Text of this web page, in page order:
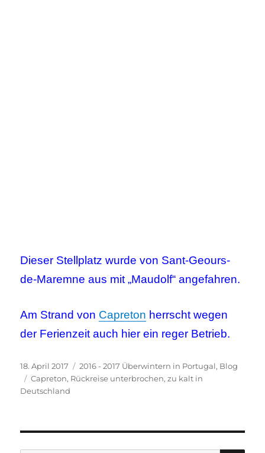
Dieser Stellplatz wurde von Sant-Geours-
de-Maremne aus mit „Maudolf“ angefahren.
Am Strand von Capreton herrscht wegen
der Ferienzeit auch hier ein reger Betrieb.
Veröffentlicht
am
18. April 2017 Kategorien
2016 - 2017 Überwintern in Portugal, Blog
Schlagwörter
Capreton, Rückreise unterbrochen,zu kalt in
Deutschland